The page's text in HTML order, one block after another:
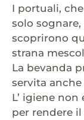
I portuali,
solo sognare,
scoprirono
strana
La bevanda
servita
L’ igiene
per rendere